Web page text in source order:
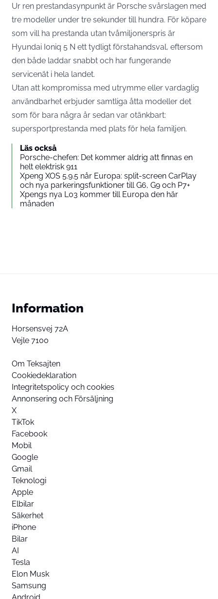
Ur ren prestandasynpunkt är Porsche svårslagen med
tre modeller under tre sekunder till hundra. För köpare
som vill ha prestanda utan tvåmiljonerspris är
Hyundai Ioniq 5 N ett tydligt förstahandsval, eftersom
den både laddar snabbt och har fungerande
servicenät i hela landet.
Utan att kompromissa med utrymme eller vardaglig
användbarhet erbjuder samtliga åtta modeller det
som för bara några år sedan var otänkbart:
supersportprestanda med plats för hela familjen.
Läs också
Porsche-chefen: Det kommer aldrig att finnas en
helt elektrisk 911
Xpeng XOS 5.9.5 når Europa: split-screen CarPlay
och nya parkeringsfunktioner till G6, G9 och P7+
Xpengs nya L03 kommer till Europa den här
månaden
Information
Horsensvej 72A
Vejle 7100
Om Teksajten
Cookiedeklaration
Integritetspolicy och cookies
Annonsering och Försäljning
X
TikTok
Facebook
Mobil
Google
Gmail
Teknologi
Apple
Elbilar
Säkerhet
iPhone
Bilar
AI
Tesla
Elon Musk
Samsung
Android